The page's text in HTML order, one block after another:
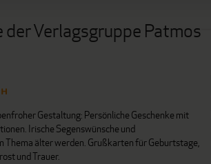
der Verlagsgruppe Patmos
Gestaltung: Persönliche Geschenke mit
Irische Segenswünsche und
Thema älter werden. Grußkarten für Geburtstage,
und Trauer.